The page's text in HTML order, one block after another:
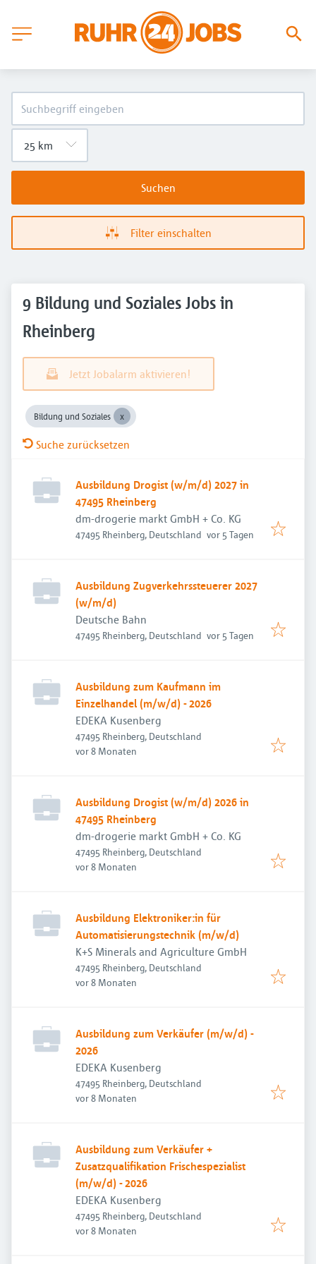
Suchen
Filter einschalten
9 Bildung und Soziales Jobs in
Rheinberg
Jetzt Jobalarm aktivieren!
Bildung und Soziales
Suche zurücksetzen
Ausbildung Drogist (w/m/d) 2027 in
47495 Rheinberg
dm-drogerie markt GmbH + Co. KG
47495 Rheinberg, Deutschland Veröffentlicht
vor 5 Tagen
Ausbildung Zugverkehrssteuerer 2027
(w/m/d)
Deutsche Bahn
47495 Rheinberg, Deutschland Veröffentlicht
vor 5 Tagen
Ausbildung zum Kaufmann im
Einzelhandel (m/w/d) - 2026
EDEKA Kusenberg
47495 Rheinberg, Deutschland
Veröffentlicht:
vor 8 Monaten
Ausbildung Drogist (w/m/d) 2026 in
47495 Rheinberg
dm-drogerie markt GmbH + Co. KG
47495 Rheinberg, Deutschland
Veröffentlicht:
vor 8 Monaten
Ausbildung Elektroniker:in für
Automatisierungstechnik (m/w/d)
K+S Minerals and Agriculture GmbH
47495 Rheinberg, Deutschland
Veröffentlicht:
vor 8 Monaten
Ausbildung zum Verkäufer (m/w/d) -
2026
EDEKA Kusenberg
47495 Rheinberg, Deutschland
Veröffentlicht:
vor 8 Monaten
Ausbildung zum Verkäufer +
Zusatzqualifikation Frischespezialist
(m/w/d) - 2026
EDEKA Kusenberg
47495 Rheinberg, Deutschland
Veröffentlicht:
vor 8 Monaten